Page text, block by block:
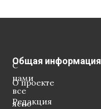
С
нами
все
ясно
Общая информация
О проекте
Редакция